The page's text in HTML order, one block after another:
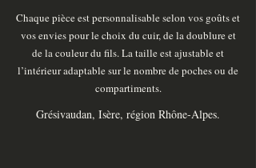
Chaque pièce est personnalisable selon vos goûts et
vos envies pour le choix du cuir, de la doublure et
de la couleur du fils. La taille est ajustable et
l’intérieur adaptable sur le nombre de poches ou de
compartiments.
Grésivaudan, Isère, région Rhône-Alpes.